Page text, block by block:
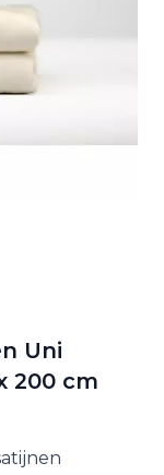
Uni
200 cm